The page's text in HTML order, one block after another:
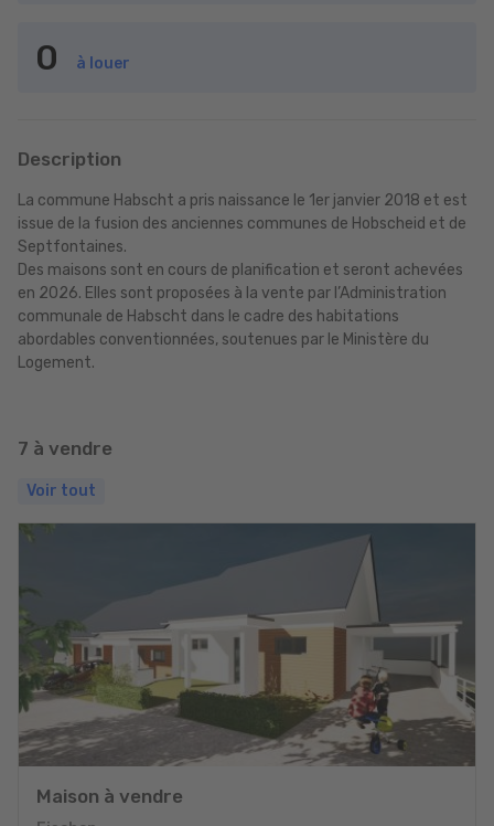
0 à louer
Description
La commune Habscht a pris naissance le 1er janvier 2018 et est
issue de la fusion des anciennes communes de Hobscheid et de
Septfontaines.
Des maisons sont en cours de planification et seront achevées
en 2026. Elles sont proposées à la vente par l’Administration
communale de Habscht dans le cadre des habitations
abordables conventionnées, soutenues par le Ministère du
Logement.
7 à vendre
Voir tout
Maison à vendre